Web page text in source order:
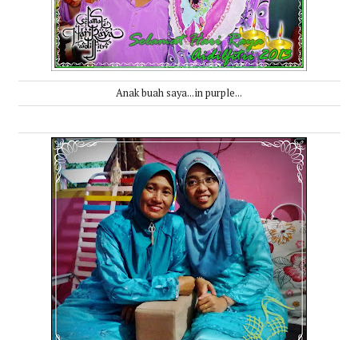
Anak buah saya...in purple...